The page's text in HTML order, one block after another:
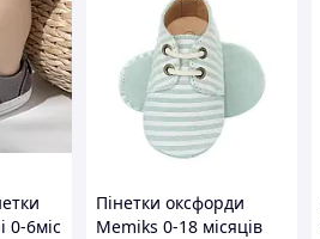
0-6міс
Пінетки оксфорди
Memiks 0-18 місяців